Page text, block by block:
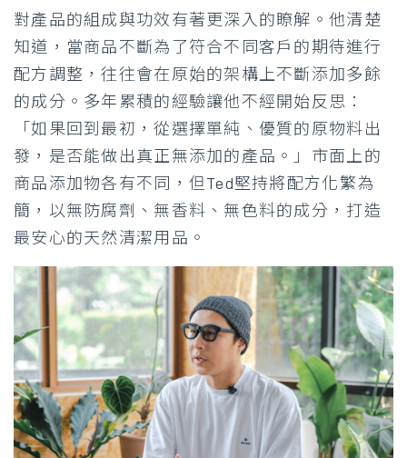
對產品的組成與功效有著更深入的瞭解。他清楚
知道，當商品不斷為了符合不同客戶的期待進行
配方調整，往往會在原始的架構上不斷添加多餘
的成分。多年累積的經驗讓他不經開始反思：
「如果回到最初，從選擇單純、優質的原物料出
發，是否能做出真正無添加的產品。」市面上的
商品添加物各有不同，但Ted堅持將配方化繁為
簡，以無防腐劑、無香料、無色料的成分，打造
最安心的天然清潔用品。